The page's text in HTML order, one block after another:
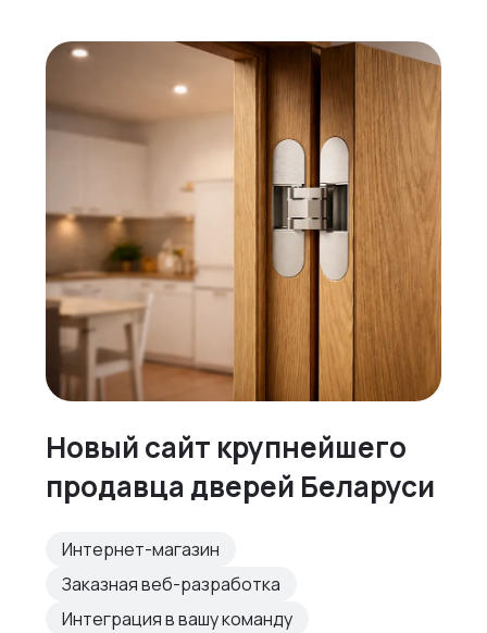
Новый сайт крупнейшего
продавца дверей Беларуси
Интернет-магазин
Заказная веб-разработка
Интеграция в вашу команду